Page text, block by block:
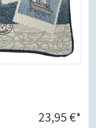
23,95 €*